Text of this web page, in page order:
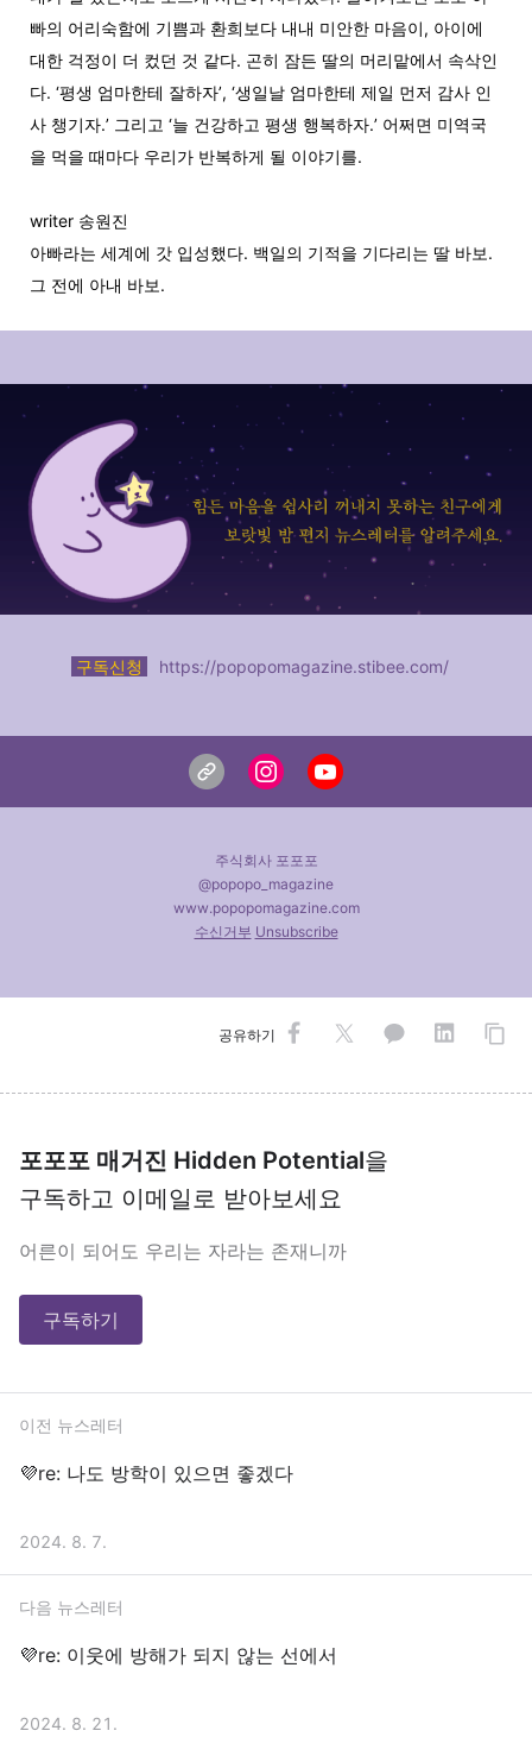
빠의 어리숙함에 기쁨과 환희보다 내내 미안한 마음이, 아이에
대한 걱정이 더 컸던 것 같다. 곤히 잠든 딸의 머리맡에서 속삭인
다. ‘평생 엄마한테 잘하자’, ‘생일날 엄마한테 제일 먼저 감사 인
사 챙기자.’ 그리고 ‘늘 건강하고 평생 행복하자.’ 어쩌면 미역국
을 먹을 때마다 우리가 반복하게 될 이야기를.
writer 송원진
아빠라는 세계에 갓 입성했다. 백일의 기적을 기다리는 딸 바보.
그 전에 아내 바보.
구독신청 https://popopomagazine.stibee.com/
주식회사 포포포
@popopo_magazine
www.popopomagazine.com
수신거부 Unsubscribe
공유하기
포포포 매거진 Hidden Potential을
구독하고 이메일로 받아보세요
어른이 되어도 우리는 자라는 존재니까
구독하기
이전 뉴스레터
💜re: 나도 방학이 있으면 좋겠다
2024. 8. 7.
다음 뉴스레터
💜re: 이웃에 방해가 되지 않는 선에서
2024. 8. 21.